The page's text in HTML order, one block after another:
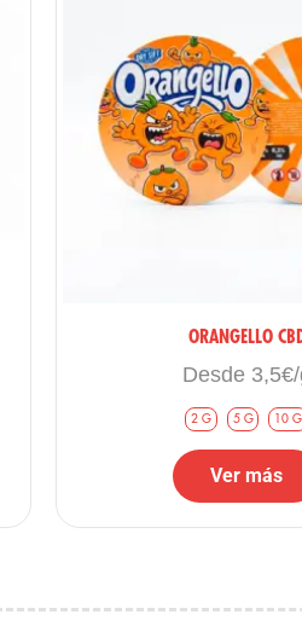
la resina y perder la
limpias y secas para
o tierra, un dulce muy conseguido. La
y se nota que no lleva químicos
tipo Bubble Hash pero
ORANGELLO
Desde
2 G 5 G 10 G
Ver más